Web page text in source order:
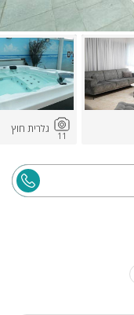
11
גלרית חוץ